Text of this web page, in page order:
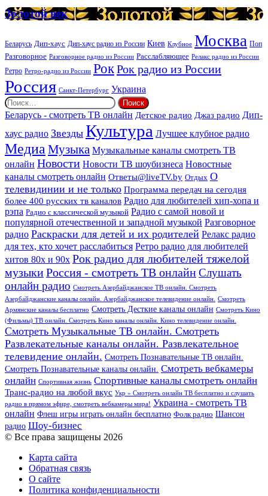
Золотой
век
Золотой век
Беларусь Дип-хаус Дип-хаус радио из России Киев Клубное Москва Поп
Разговорное Разговорное радио из России Расслабляющее Релакс радио из России
Ретро Ретро-радио из России РокРок радио из России
Россия Санкт-Петербург Украина
Найти:
Беларусь - смотреть ТВ онлайн Детское радио Джаз радио Дип-
хаус радио Звезды Культура Лучшее клубное радио
Медиа Музыка Музыкальные каналы смотреть ТВ
онлайн Новости Новости ТВ шоубизнеса Новостные
каналы смотреть онлайн Ответы@liveTV.by Отдых О
телевидинии и не только Программа передач на сегодня
более 400 русских тв каналов Радио для любителей хип-хопа и
рэпа Радио с классической музыкой Радио с самой новой и
популярной отечественной и западной музыкой Разговорное
радио Раскраски для детей и их родителей Релакс радио
для тех, кто хочет расслабиться Ретро радио для любителей
хитов 80х и 90х Рок радио для любителей тяжелой
музыкиРоссия - смотреть ТВ онлайнСлушать
онлайн радио Смотреть Азербайджанское ТВ онлайн. Смотреть
Азербайджанские каналы онлайн. Азербайджанское телевидение онлайн.
Смотреть
Армянские каналы бесплатно Смотреть Десткие каналы онлайн Смотреть Кино
(Фильмы) ТВ онлайн. Смотреть Кино каналы онлайн. Кино телевидение онлайн.
Смотреть Музыкальные ТВ онлайн. Смотреть
Развлекательные каналы онлайн. Развлекательное
телевидение онлайн. Смотреть Познавательные ТВ онлайн.
Смотреть Познавательные каналы онлайн. Смотреть вебкамеры
онлайн Спортивная жизнь Спортивные каналы смотреть онлайн
Транс-радио на любой вкус Укр » Смотреть онлайн ТВ бесплатно и слушать
радио в прямом эфире, смотреть вебкамеры мира! Украина - смотреть ТВ
онлайн Флеш игры играть онлайн бесплатно Фолк радио Шансон
радио Шоу-бизнес
© Все права защищены 2026
Карта сайта
Обратная связь
О сайте
Политика конфиденциальности